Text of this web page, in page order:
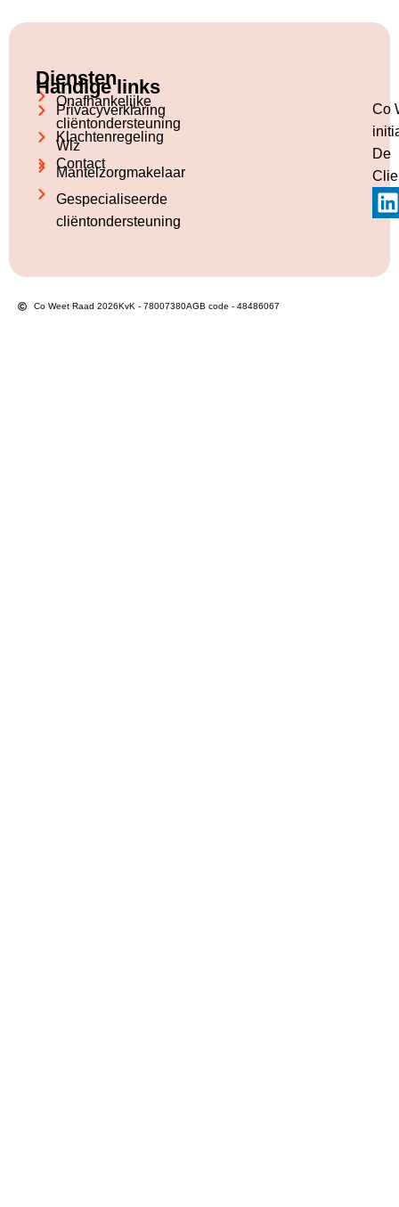
Diensten
Onafhankelijke
cliëntondersteuning
Wlz
Mantelzorgmakelaar
Gespecialiseerde
cliëntondersteuning
Handige links
Privacyverklaring
Klachtenregeling
Contact
Co
De
Co Weet Raad 2026KvK - 78007380AGB code - 48486067